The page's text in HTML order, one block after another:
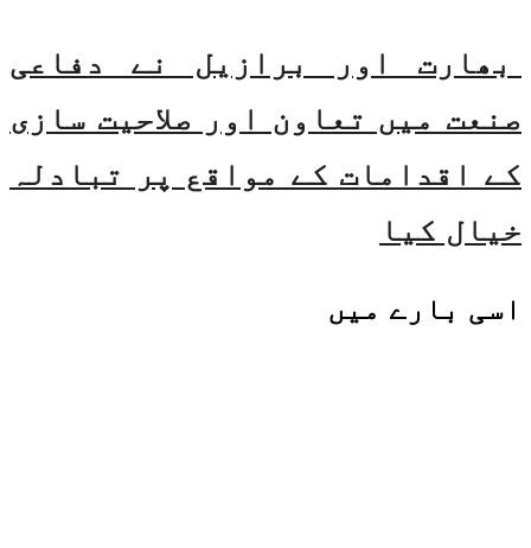
بھارت اور برازیل نے دفاعی
صنعت میں تعاون اور صلاحیت سازی
کے اقدامات کے مواقع پر تبادلہ
خیال کیا
اسی بارے میں